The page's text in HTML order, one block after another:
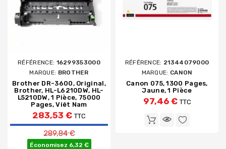
RÉFÉRENCE: 16299353000
MARQUE: BROTHER
Brother DR-3600, Original,
Brother, HL-L6210DW, HL-
L5210DW, 1 Pièce, 75000
Pages, Viêt Nam
283,53 € TTC
Prix de base
289,84 €
Économisez 6,32 €
RÉFÉRENCE: 21344079000
MARQUE: CANON
Canon 075, 1300 Pages,
Jaune, 1 Pièce
97,46 € TTC